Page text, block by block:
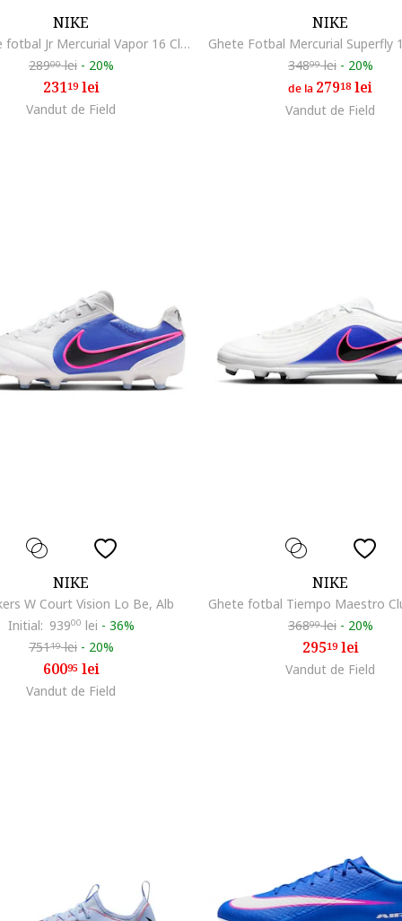
NIKE
Ghete de fotbal Jr Mercurial Vapor 16 Club TF Ps (V)
28900lei - 20%
23119lei
Vandut de Field
NIKE
34899lei - 20%
de la 27918 lei
Vandut de Field
NIKE
W Court Vision Lo Be, Alb
Initial: 93900 lei - 36%
75119lei - 20%
60095lei
Vandut de Field
NIKE
36899lei - 20%
29519lei
Vandut de Field